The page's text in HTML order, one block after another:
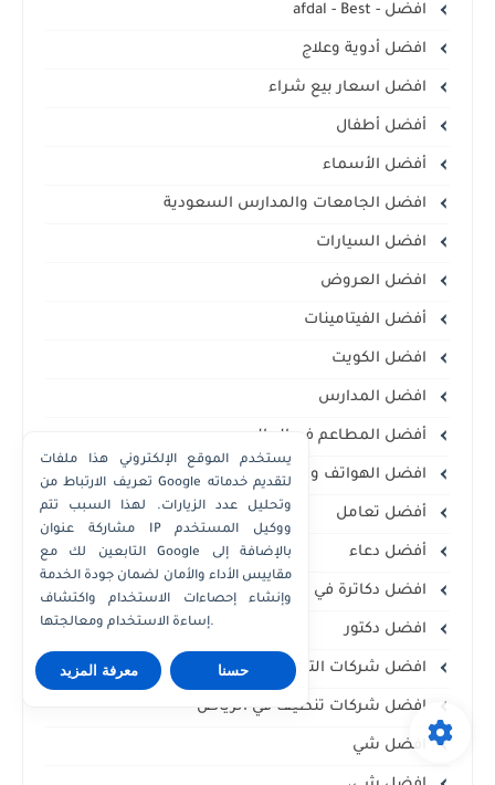
افضل - afdal - Best
افضل أدوية وعلاج
افضل اسعار بيع شراء
أفضل أطفال
أفضل الأسماء
افضل الجامعات والمدارس السعودية
افضل السيارات
افضل العروض
أفضل الفيتامينات
افضل الكويت
افضل المدارس
أفضل المطاعم في العالم
افضل الهواتف والاجهزة
أفضل تعامل
أفضل دعاء
افضل دكاترة في ابوظبي
افضل دكتور
افضل شركات التأمين
افضل شركات تنظيف في الرياض
افضل شي
يستخدم الموقع الإلكتروني هذا ملفات
تعريف الارتباط من Google لتقديم خدماته
وتحليل عدد الزيارات. لهذا السبب تتم
مشاركة عنوان IP ووكيل المستخدم
التابعين لك مع Google بالإضافة إلى
مقاييس الأداء والأمان لضمان جودة الخدمة
وإنشاء إحصاءات الاستخدام واكتشاف
إساءة الاستخدام ومعالجتها.
معرفة المزيد حسنا